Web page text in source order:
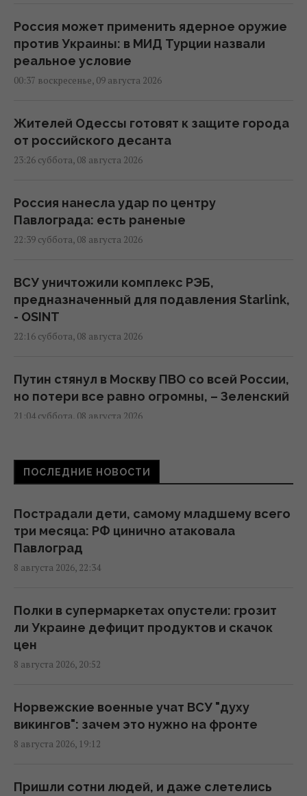
Россия может применить ядерное оружие
против Украины: в МИД Турции назвали
реальное условие
00:37 воскресенье, 09 августа 2026
Жителей Одессы готовят к защите города
от российского десанта
23:26 суббота, 08 августа 2026
Россия нанесла удар по центру
Павлограда: есть раненые
22:39 суббота, 08 августа 2026
ВСУ уничтожили комплекс РЭБ,
предназначенный для подавления Starlink,
- OSINT
22:16 суббота, 08 августа 2026
Путин стянул в Москву ПВО со всей России,
но потери все равно огромны, – Зеленский
21:04 суббота, 08 августа 2026
Скрытая мобилизация и манипуляции:
Зеленский раскрыл дальнейшие планы
20:50 суббота, 08 августа 2026
Маск не разрешил Украине использовать
Starlink для ударов по России, - The Atlantic
Пессимизм вернулся в Украину: аналитик
предостерег от ошибочного взгляда на
войну
"Молимся, когда везем пациента": медики
рассказали BBC об охоте российских
18:35 суббота, 08 августа 2026
ПОСЛЕДНИЕ НОВОСТИ
Пострадали дети, самому младшему всего
три месяца: РФ цинично атаковала
Павлоград
8 августа 2026, 22:34
Полки в супермаркетах опустели: грозит
ли Украине дефицит продуктов и скачок
цен
8 августа 2026, 20:52
Норвежские военные учат ВСУ "духу
викингов": зачем это нужно на фронте
8 августа 2026, 19:12
Пришли сотни людей, и даже слетелись